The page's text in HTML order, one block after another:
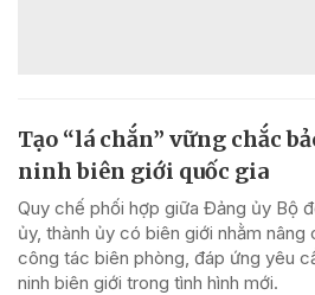
Tạo “lá chắn” vững chắc
ninh biên giới quốc gia
Quy chế phối hợp giữa Đảng ủy Bộ
ủy, thành ủy có biên giới nhằm nâng
công tác biên phòng, đáp ứng yêu
ninh biên giới trong tình hình mới.